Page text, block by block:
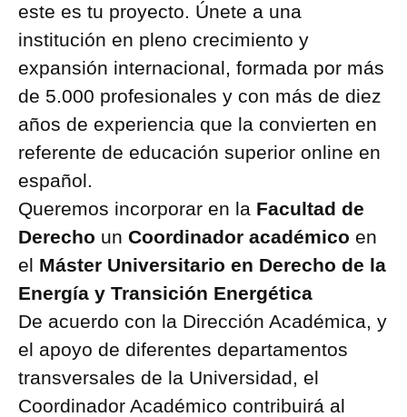
este es tu proyecto. Únete a una
institución en pleno crecimiento y
expansión internacional, formada por más
de 5.000 profesionales y con más de diez
años de experiencia que la convierten en
referente de educación superior online en
español.
Queremos incorporar en la Facultad de
Derecho un Coordinador académico en
el Máster Universitario en Derecho de la
Energía y Transición Energética
De acuerdo con la Dirección Académica, y
el apoyo de diferentes departamentos
transversales de la Universidad, el
Coordinador Académico contribuirá al